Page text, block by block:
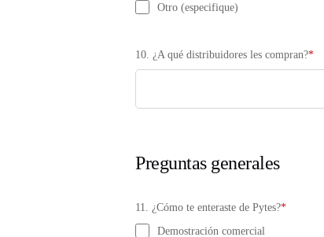
Otro (especifique)
10. ¿A qué distribuidores les compran?*
Preguntas generales
11. ¿Cómo te enteraste de Pytes?*
Demostración comercial